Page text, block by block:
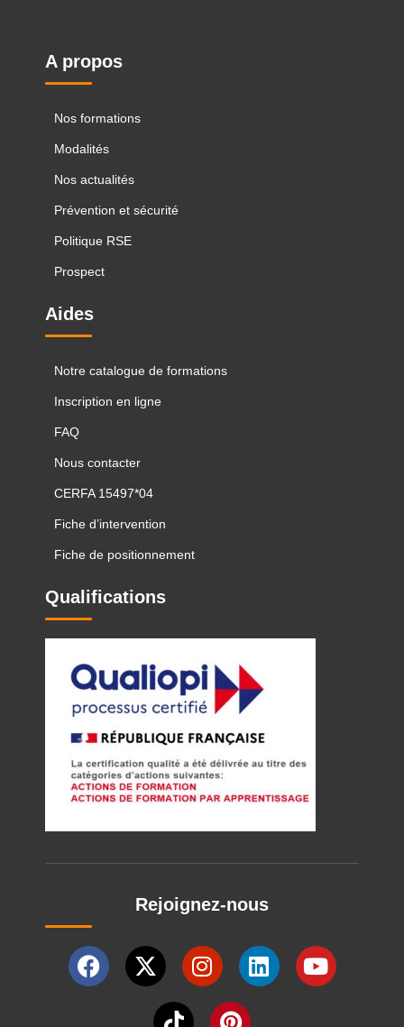
A propos
Nos formations
Modalités
Nos actualités
Prévention et sécurité
Politique RSE
Prospect
Aides
Notre catalogue de formations
Inscription en ligne
FAQ
Nous contacter
CERFA 15497*04
Fiche d’intervention
Fiche de positionnement
Qualifications
Rejoignez-nous